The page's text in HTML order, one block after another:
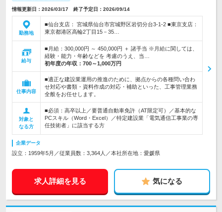
情報更新日：2026/03/17 終了予定日：2026/09/14
勤務地
■仙台支店： 宮城県仙台市宮城野区岩切分台3-1-2 ■東京支店：
東京都港区高輪2丁目15－35…
給与
■月給：300,000円 ～ 450,000円 ＋ 諸手当 ※月給に関しては、
経験・能力・年齢などを 考慮のうえ、当…
初年度の年収： 700～1,000万円
仕事内容
■適正な建設業運用の推進のために、拠点からの各種問い合わ
せ対応や書類・資料作成の対応・補助といった、工事管理業務
全般をお任せします。
対象と
なる方
■必須：高卒以上／要普通自動車免許（AT限定可）／基本的な
PCスキル（Word・Excel）／特定建設業「電気通信工事業の専
任技術者」に該当する方
企業データ
設立：1959年5月／従業員数：3,364人／本社所在地：愛媛県
求人詳細を見る 気になる